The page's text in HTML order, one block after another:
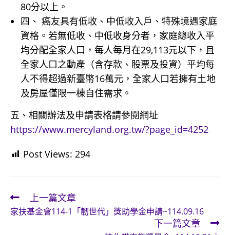
80分以上。
四、 癌友具有低收、中低收入戶、特殊境遇家庭
資格。若無低收、中低收身分者，家庭總收入平
均分配全家人口，每人每月在29,113元以下，且
全家人口之動產（含存款、股票及投資）平均每
人不得超過新臺幣16萬元，全家人口若擁有土地
及房屋僅限一棟自住需求。
五、相關辦法及申請表格請參閱網址
https://www.mercyland.org.tw/?page_id=4252
Post Views: 294
Read
more
上一篇文章
家扶基金會114-1「韌世代」獎助學金申請~114.09.16
下一篇文章